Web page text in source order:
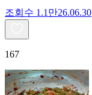
조회수 1.1만26.06.30
167